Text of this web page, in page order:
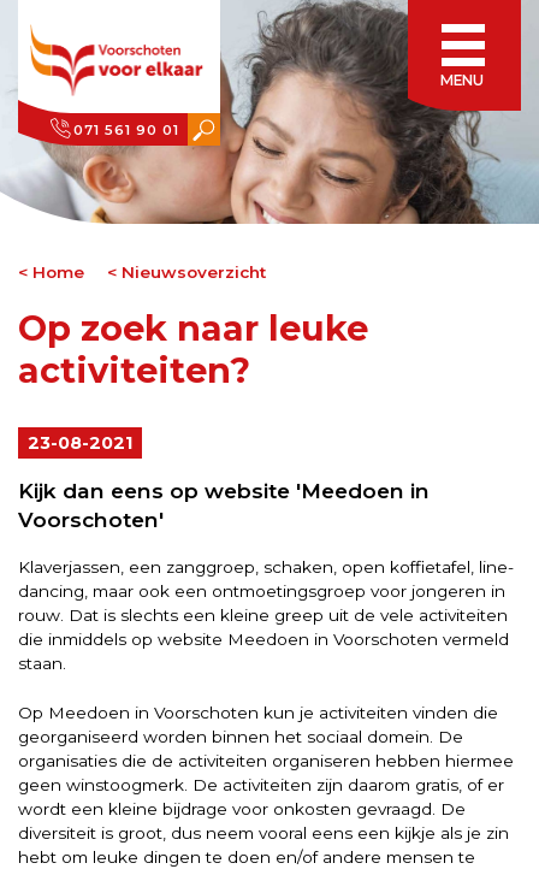
071 561 90 01
Home Nieuwsoverzicht
Op zoek naar leuke
activiteiten?
23-08-2021
Kijk dan eens op website 'Meedoen in
Voorschoten'
Klaverjassen, een zanggroep, schaken, open koffietafel, line-
dancing, maar ook een ontmoetingsgroep voor jongeren in
rouw. Dat is slechts een kleine greep uit de vele activiteiten
die inmiddels op website Meedoen in Voorschoten vermeld
staan.
Op Meedoen in Voorschoten kun je activiteiten vinden die
georganiseerd worden binnen het sociaal domein. De
organisaties die de activiteiten organiseren hebben hiermee
geen winstoogmerk. De activiteiten zijn daarom gratis, of er
wordt een kleine bijdrage voor onkosten gevraagd. De
diversiteit is groot, dus neem vooral eens een kijkje als je zin
hebt om leuke dingen te doen en/of andere mensen te
MENU